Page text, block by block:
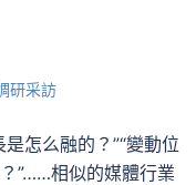
研采訪
怎么融的？”“變動位
”……相似的媒體行業